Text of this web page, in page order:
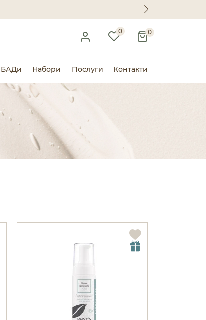
0 0
БАДи Набори Послуги Контакти